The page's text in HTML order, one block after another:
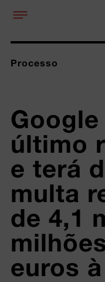
Processo
último
e terá
multa
de 4,1
euros